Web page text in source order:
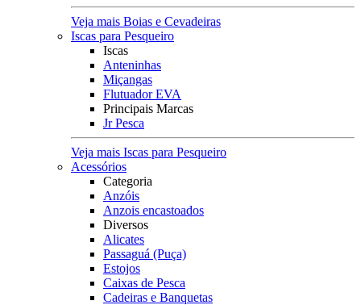
Veja mais Boias e Cevadeiras
Iscas para Pesqueiro
Iscas
Anteninhas
Miçangas
Flutuador EVA
Principais Marcas
Jr Pesca
Veja mais Iscas para Pesqueiro
Acessórios
Categoria
Anzóis
Anzois encastoados
Diversos
Alicates
Passaguá (Puça)
Estojos
Caixas de Pesca
Cadeiras e Banquetas